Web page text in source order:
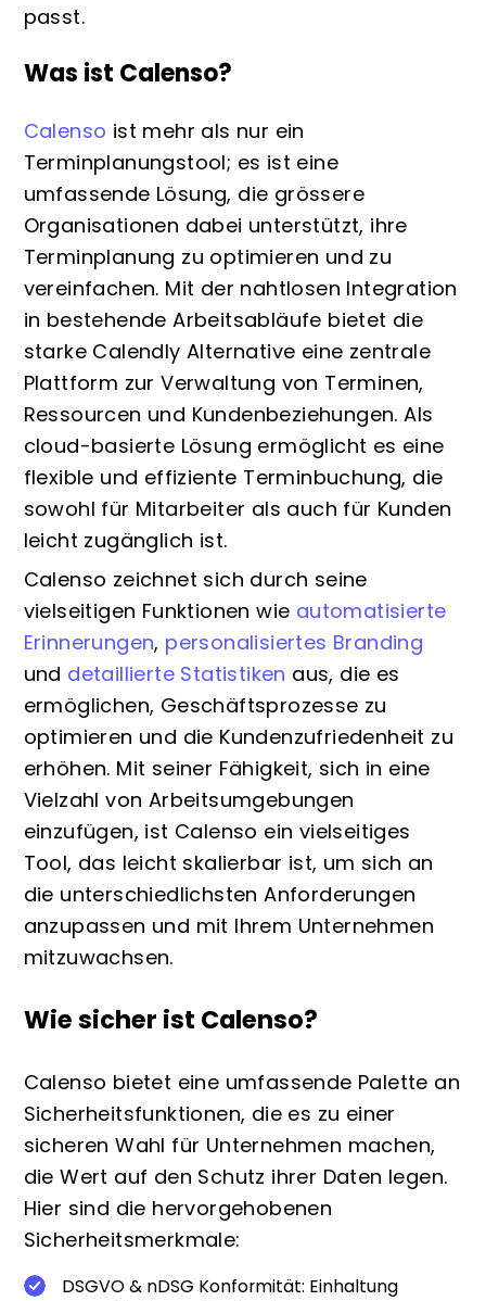
passt.
Was ist Calenso?
Calenso ist mehr als nur ein
Terminplanungstool; es ist eine
umfassende Lösung, die grössere
Organisationen dabei unterstützt, ihre
Terminplanung zu optimieren und zu
vereinfachen. Mit der nahtlosen Integration
in bestehende Arbeitsabläufe bietet die
starke Calendly Alternative eine zentrale
Plattform zur Verwaltung von Terminen,
Ressourcen und Kundenbeziehungen. Als
cloud-basierte Lösung ermöglicht es eine
flexible und effiziente Terminbuchung, die
sowohl für Mitarbeiter als auch für Kunden
leicht zugänglich ist.
Calenso zeichnet sich durch seine
vielseitigen Funktionen wie automatisierte
Erinnerungen, personalisiertes Branding
und detaillierte Statistiken aus, die es
ermöglichen, Geschäftsprozesse zu
optimieren und die Kundenzufriedenheit zu
erhöhen. Mit seiner Fähigkeit, sich in eine
Vielzahl von Arbeitsumgebungen
einzufügen, ist Calenso ein vielseitiges
Tool, das leicht skalierbar ist, um sich an
die unterschiedlichsten Anforderungen
anzupassen und mit Ihrem Unternehmen
mitzuwachsen.
Wie sicher ist Calenso?
Calenso bietet eine umfassende Palette an
Sicherheitsfunktionen, die es zu einer
sicheren Wahl für Unternehmen machen,
die Wert auf den Schutz ihrer Daten legen.
Hier sind die hervorgehobenen
Sicherheitsmerkmale:
DSGVO & nDSG Konformität: Einhaltung